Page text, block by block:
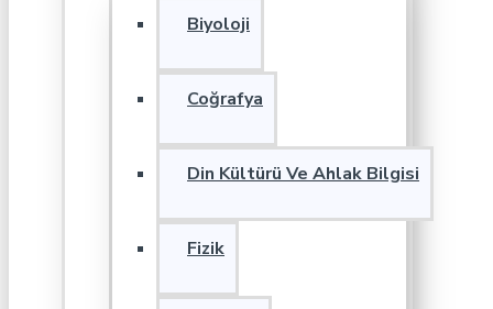
Biyoloji
Coğrafya
Din Kültürü Ve Ahlak Bilgisi
Fizik